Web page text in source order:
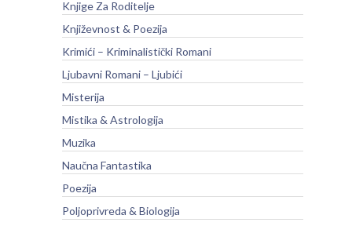
Knjige Za Roditelje
Književnost & Poezija
Krimići – Kriminalistički Romani
Ljubavni Romani – Ljubići
Misterija
Mistika & Astrologija
Muzika
Naučna Fantastika
Poezija
Poljoprivreda & Biologija